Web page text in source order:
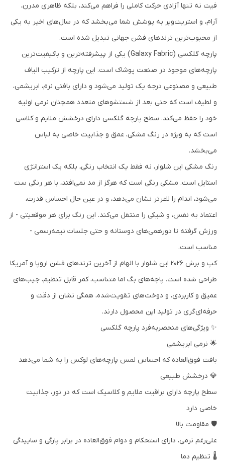
فیت نه تنها آزادی حرکت کاملی را فراهم می‌کند، بلکه ظاهری مدرن،
آرام، و استریت‌ویر به پوشش شما می‌بخشد که در سال‌های اخیر به یکی
از محبوب‌ترین ترندهای فشن جهانی تبدیل شده است.
پارچه گلکسی (Galaxy Fabric)
یکی از پیشرفته‌ترین و باکیفیت‌ترین
پارچه‌های موجود در صنعت پوشاک است. این پارچه از ترکیب الیاف
طبیعی و مصنوعی درجه یک تولید می‌شود و دارای بافتی نرم، ابریشمی،
و لطیف است که حتی بعد از شستشوهای متعدد همچنان نرمی اولیه
خود را حفظ می‌کند. سطح پارچه گلکسی دارای درخشش ملایم و کلاسی
است که به ویژه در رنگ مشکی، عمق و جذابیت خاصی به لباس
می‌بخشد.
رنگ مشکی این شلوار، نه فقط یک انتخاب رنگی، بلکه یک استراتژی
استایل است. مشکی رنگی است که هرگز از مد نمی‌افتد، با هر رنگی ست
می‌شود، اندام را لاغرتر نشان می‌دهد، و در عین حال احساس قدرت،
اعتماد به نفس، و شیکی را منتقل می‌کند. این رنگ برای هر موقعیتی - از
ورزش گرفته تا دورهمی‌های دوستانه و حتی جلسات نیمه‌رسمی -
مناسب است.
کپ و برش 2026 این شلوار با الهام از آخرین ترندهای فشن اروپا و آمریکا
طراحی شده است. پاچه‌های بگ اما متناسب، کمر قابل تنظیم، جیب‌های
عمیق و کاربردی، و دوخت‌های تقویت‌شده، همگی نشان از دقت و
حرفه‌ای‌گری در تولید این محصول دارند.
✨ ویژگی‌های منحصربه‌فرد پارچه گلکسی
🌟 نرمی ابریشمی
بافت فوق‌العاده که احساس لمس پارچه‌های لوکس را به شما می‌دهد
💎 درخشش طبیعی
سطح پارچه دارای براقیت ملایم و کلاسیک است که در نور، جذابیت
خاصی دارد
🛡️ مقاومت بالا
علی‌رغم نرمی، دارای استحکام و دوام فوق‌العاده در برابر پارگی و ساییدگی
🌡️ تنظیم دما